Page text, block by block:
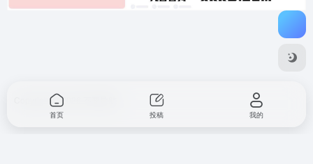
Copyright © 2026
首页 投稿 我的